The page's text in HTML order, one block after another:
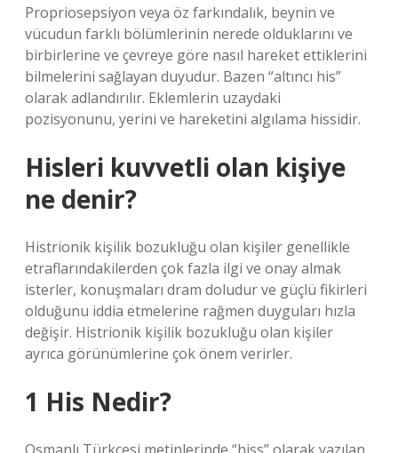
Propriosepsiyon veya öz farkındalık, beynin ve
vücudun farklı bölümlerinin nerede olduklarını ve
birbirlerine ve çevreye göre nasıl hareket ettiklerini
bilmelerini sağlayan duyudur. Bazen “altıncı his”
olarak adlandırılır. Eklemlerin uzaydaki
pozisyonunu, yerini ve hareketini algılama hissidir.
Hisleri kuvvetli olan kişiye
ne denir?
Histrionik kişilik bozukluğu olan kişiler genellikle
etraflarındakilerden çok fazla ilgi ve onay almak
isterler, konuşmaları dram doludur ve güçlü fikirleri
olduğunu iddia etmelerine rağmen duyguları hızla
değişir. Histrionik kişilik bozukluğu olan kişiler
ayrıca görünümlerine çok önem verirler.
1 His Nedir?